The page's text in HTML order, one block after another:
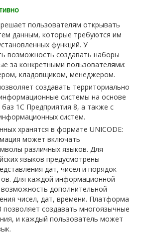
пользователям открывать
данным, которые требуются им
функций. У
возможность создавать наборы
за конкретными пользователями:
кладовщиком, менеджером.
создавать территориально
системы на основе
1С Предприятия 8, а также с
систем.
хранятся в формате UNICODE:
может включать
различных языков. Для
языков предусмотрены
дат, чисел и порядок
Для каждой информационной
дополнительной
чисел, дат, времени. Платформа
позволяет создавать многоязычные
и каждый пользователь может